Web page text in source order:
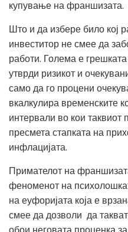
купување на франшизата.
Што и да избере било кој
инвеститор не смее да
работи. Голема е
утврди ризикот и
само да го процени
вкалкулира временските
интервали во кои таквиот
пресмета стапката на
инфлацијата.
Примателот на
феноменот на
на еуфоријата која е
смее да дозволи да